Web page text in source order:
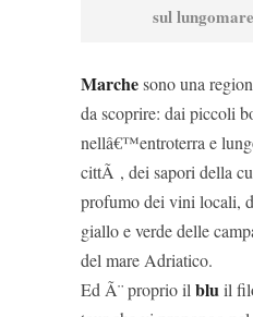
sul lungomare
Marchesono una
da scoprire: dai piccoli
nellâ€™entroterra e
cittÃ , dei sapori della
profumo dei vini locali,
giallo e verde delle
del mare Adriatico.
Ed Ã¨ proprio il bluil